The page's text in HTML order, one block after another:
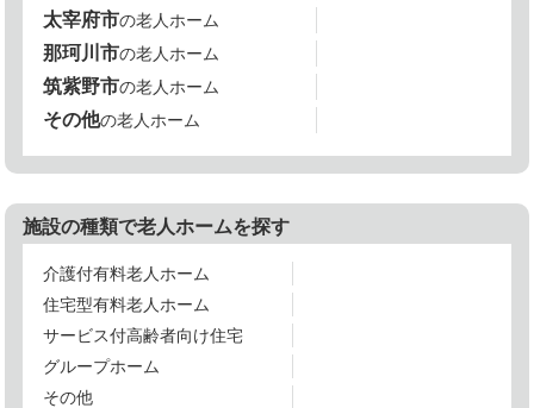
太宰府市の老人ホーム
那珂川市の老人ホーム
筑紫野市の老人ホーム
その他の老人ホーム
施設の種類で老人ホームを探す
介護付有料老人ホーム
住宅型有料老人ホーム
サービス付高齢者向け住宅
グループホーム
その他